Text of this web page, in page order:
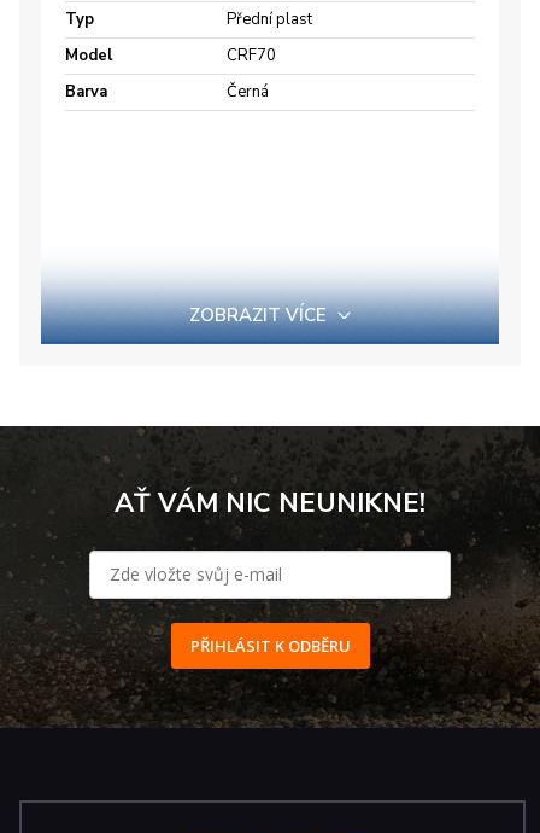
Typ
Přední plast
Model
CRF70
Barva
Černá
ZOBRAZIT VÍCE
AŤ VÁM NIC NEUNIKNE!
PŘIHLÁSIT K ODBĚRU